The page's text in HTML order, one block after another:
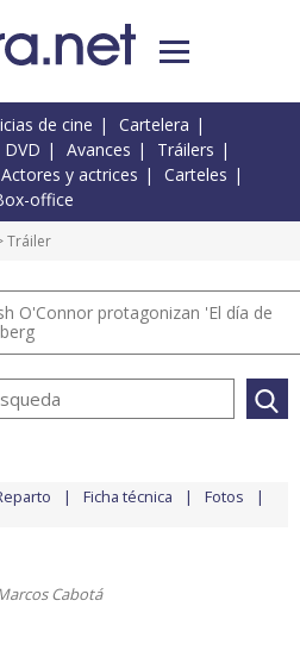
de cine
Cartelera
DVD Avances
Tráilers
Actores y actrices
Carteles
office
Tráiler
O'Connor protagonizan 'El día de
Ficha técnica Fotos
Cabotá